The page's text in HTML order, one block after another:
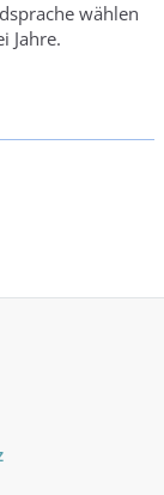
wählen
Jahre.